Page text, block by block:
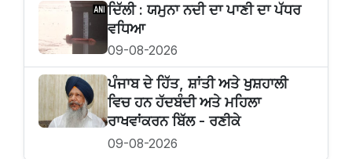
ਦਿੱਲੀ : ਯਮੁਨਾ ਨਦੀ ਦਾ ਪਾਣੀ ਦਾ ਪੱਧਰ
ਵਧਿਆ
09-08-2026
ਪੰਜਾਬ ਦੇ ਹਿੱਤ, ਸ਼ਾਂਤੀ ਅਤੇ ਖੁਸ਼ਹਾਲੀ
ਵਿਚ ਹਨ ਹੱਦਬੰਦੀ ਅਤੇ ਮਹਿਲਾ
ਰਾਖਵਾਂਕਰਨ ਬਿੱਲ - ਰਣੀਕੇ
09-08-2026